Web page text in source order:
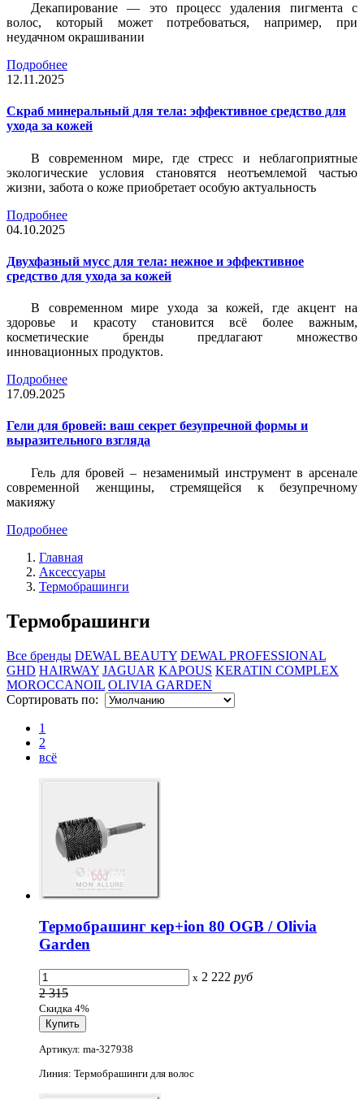
Декапирование — это процесс удаления пигмента с
волос, который может потребоваться, например, при
неудачном окрашивании
Подробнее
12.11.2025
Скраб минеральный для тела: эффективное средство для
ухода за кожей
В современном мире, где стресс и неблагоприятные
экологические условия становятся неотъемлемой частью
жизни, забота о коже приобретает особую актуальность
Подробнее
04.10.2025
Двухфазный мусс для тела: нежное и эффективное
средство для ухода за кожей
В современном мире ухода за кожей, где акцент на
здоровье и красоту становится всё более важным,
косметические бренды предлагают множество
инновационных продуктов.
Подробнее
17.09.2025
Гели для бровей: ваш секрет безупречной формы и
выразительного взгляда
Гель для бровей – незаменимый инструмент в арсенале
современной женщины, стремящейся к безупречному
макияжу
Подробнее
Главная
Аксессуары
Термобрашинги
Термобрашинги
Все бренды DEWAL BEAUTY DEWAL PROFESSIONAL
GHD HAIRWAY JAGUAR KAPOUS KERATIN COMPLEX
MOROCCANOIL OLIVIA GARDEN
Сортировать по:
1
2
всё
Термобрашинг кер+ion 80 OGB / Olivia
Garden
x 2 222 руб
2 315
Скидка 4%
Артикул: ma-327938
Линия: Термобрашинги для волос